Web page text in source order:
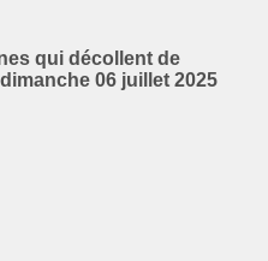
qui décollent de
06 juillet 2025